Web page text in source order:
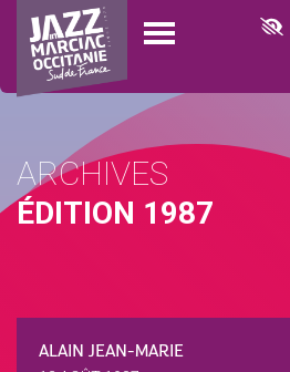
Aller
contenu
principal
Open
ARCHIVES
ÉDITION 1987
ALAIN JEAN-MARIE
Panneau de gestion des cookies